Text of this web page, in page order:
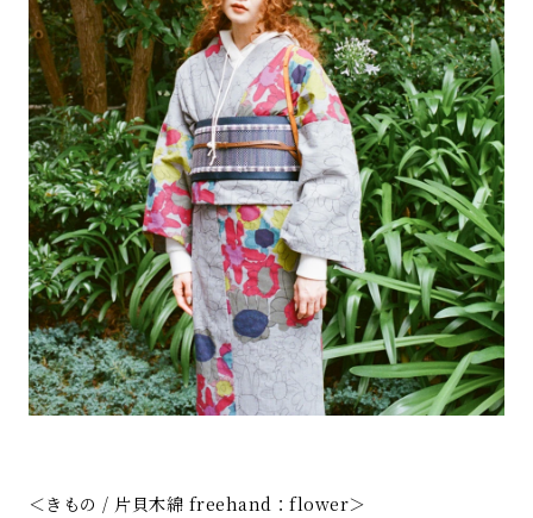
＜きもの / 片貝木綿 freehand：flower＞